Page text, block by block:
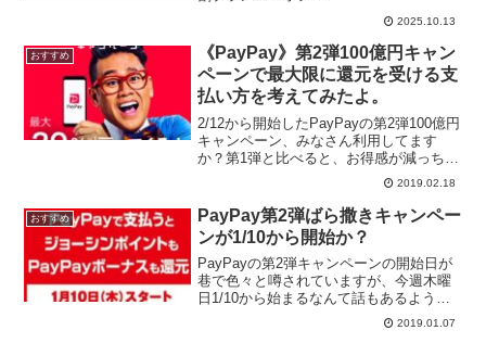
2025.10.13
おすすめ
《PayPay》第2弾100億円キャン
ペーンで最大限に還元を受ける支
払い方を考えてみたよ。
2/12から開始したPayPayの第2弾100億円
キャンペーン、みなさん利用してます
か？第1弾と比べると、お得感が減っちゃ
ったけど、普通に考えると十分おトクで
す。ただし、少し条件があるので、今回
のキャンペーンを最大限に利用して還元
を受けられ...
2019.02.18
おすすめ
PayPay第2弾ばら撒きキャンペー
ンが1/10から開始か？
PayPayの第2弾キャンペーンの開始日が
巷で色々と噂されていますが、今週木曜
日1/10から始まるなんて話もあるようで
す。1/10は100億円あげちゃうキャンペー
ンのポイントが付与される日みたいで
2019.01.07